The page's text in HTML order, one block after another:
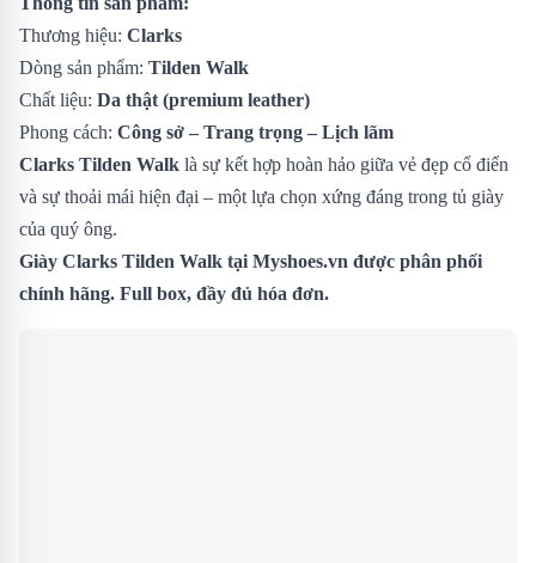
Thương hiệu: Clarks
Dòng sản phẩm: Tilden Walk
Chất liệu: Da thật (premium leather)
Phong cách: Công sở – Trang trọng – Lịch lãm
Clarks Tilden Walk là sự kết hợp hoàn hảo giữa vẻ đẹp cổ điển
và sự thoải mái hiện đại – một lựa chọn xứng đáng trong tủ giày
của quý ông.
Giày Clarks Tilden Walk tại Myshoes.vn được phân phối
chính hãng. Full box, đầy đủ hóa đơn.